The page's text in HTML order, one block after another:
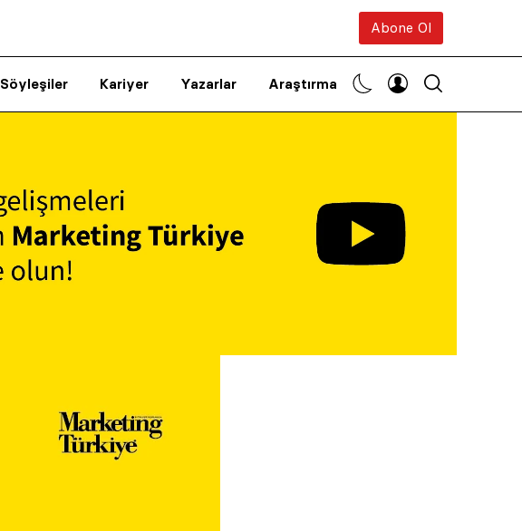
Abone Ol
Söyleşiler Kariyer Yazarlar Araştırma